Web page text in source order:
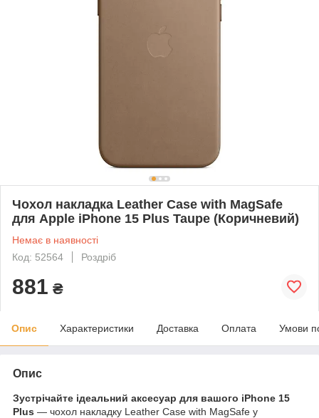
Чохол накладка Leather Case with MagSafe
для Apple iPhone 15 Plus Taupe (Коричневий)
Немає в наявності
Код: 52564
Роздріб
881 ₴
Опис Характеристики Доставка Оплата Умови
Опис
Зустрічайте ідеальний аксесуар для вашого iPhone 15
Plus — чохол накладку Leather Case with MagSafe у